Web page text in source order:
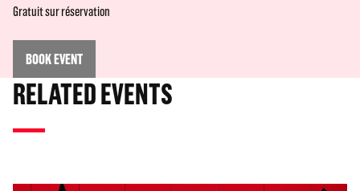
Gratuit sur réservation
BOOK EVENT
RELATED EVENTS